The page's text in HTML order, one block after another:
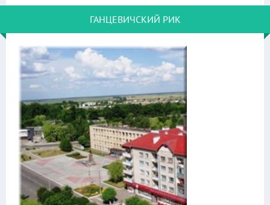
ГАНЦЕВИЧСКИЙ РИК